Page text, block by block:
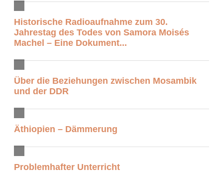
Historische Radioaufnahme zum 30.
Jahrestag des Todes von Samora Moisés
Machel – Eine Dokument...
Über die Beziehungen zwischen Mosambik
und der DDR
Äthiopien – Dämmerung
Problemhafter Unterricht